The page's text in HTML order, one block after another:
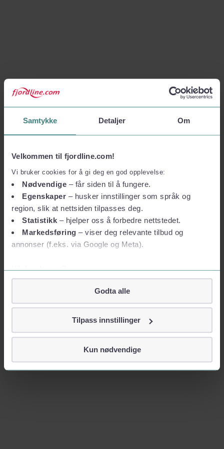
Samtykke Detaljer Om
Velkommen til fjordline.com!
Vi bruker cookies for å gi deg en god opplevelse:
Nødvendige – får siden til å fungere.
Egenskaper – husker innstillinger som språk og
region, slik at nettsiden tilpasses deg.
Statistikk – hjelper oss å forbedre nettstedet.
Markedsføring – viser deg relevante tilbud og
annonser (f.eks. via Google og Meta).
Vil du vite mer?
Om informasjonskapsler
Googles retningslinjer for personvern
Vi tar ditt personvern på alvor
identifiserer deg, som navn eller telefonnummer.
Godta alle
Tilpass innstillinger
Kun nødvendige